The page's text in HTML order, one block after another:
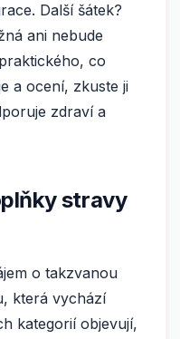
Další šátek?
ani nebude
co
a ocení, zkuste ji
zdraví a
stravy
o takzvanou
která vychází
kategorií objevují,